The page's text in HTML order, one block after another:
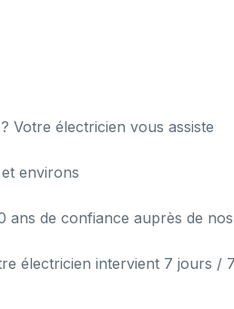
Votre électricien vous assiste
environs
ans de confiance auprès de
électricien intervient 7 jours / 7